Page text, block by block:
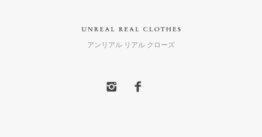
アンリアル リアル クローズ